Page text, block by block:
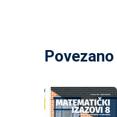
Povezano